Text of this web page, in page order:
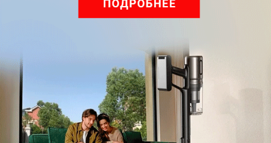
Обзор вертикального пылесоса Dreame Z40 AquaCycle
Pro: гибкий подход к уборке